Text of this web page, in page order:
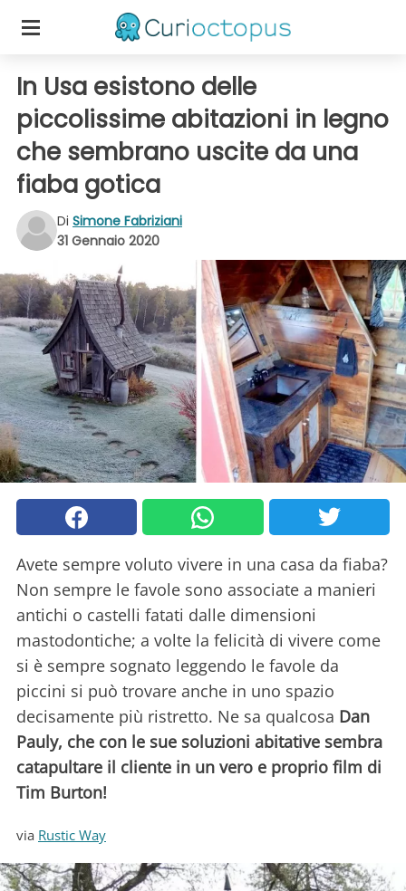
In Usa esistono delle
piccolissime abitazioni in legno
che sembrano uscite da una
fiaba gotica
Di Simone Fabriziani
31 Gennaio 2020
Avete sempre voluto vivere in una casa da fiaba?
Non sempre le favole sono associate a manieri
antichi o castelli fatati dalle dimensioni
mastodontiche; a volte la felicità di vivere come
si è sempre sognato leggendo le favole da
piccini si può trovare anche in uno spazio
decisamente più ristretto. Ne sa qualcosa Dan
Pauly, che con le sue soluzioni abitative sembra
catapultare il cliente in un vero e proprio film di
Tim Burton!
via Rustic Way